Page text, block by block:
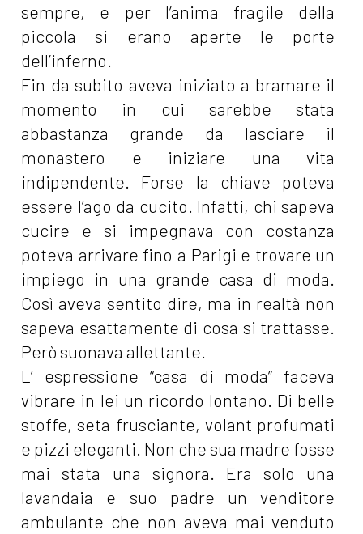
sempre, e per l’anima fragile della
piccola si erano aperte le porte
dell’inferno.
Fin da subito aveva iniziato a bramare il
momento in cui sarebbe stata
abbastanza grande da lasciare il
monastero e iniziare una vita
indipendente. Forse la chiave poteva
essere l’ago da cucito. Infatti, chi sapeva
cucire e si impegnava con costanza
poteva arrivare fino a Parigi e trovare un
impiego in una grande casa di moda.
Così aveva sentito dire, ma in realtà non
sapeva esattamente di cosa si trattasse.
Però suonava allettante.
L’ espressione “casa di moda” faceva
vibrare in lei un ricordo lontano. Di belle
stoffe, seta frusciante, volant profumati
e pizzi eleganti. Non che sua madre fosse
mai stata una signora. Era solo una
lavandaia e suo padre un venditore
ambulante che non aveva mai venduto